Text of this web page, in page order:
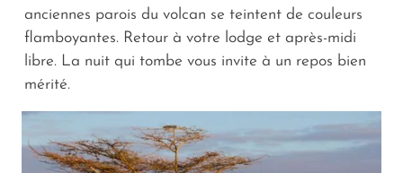
anciennes parois du volcan se teintent de couleurs
flamboyantes. Retour à votre lodge et après-midi
libre. La nuit qui tombe vous invite à un repos bien
mérité.